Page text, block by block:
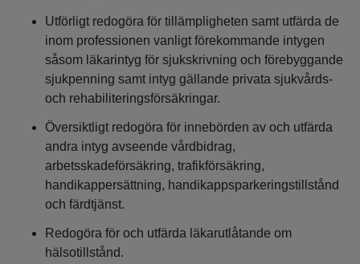
Utförligt redogöra för tillämpligheten samt utfärda de
inom professionen vanligt förekommande intygen
såsom läkarintyg för sjukskrivning och förebyggande
sjukpenning samt intyg gällande privata sjukvårds-
och rehabiliteringsförsäkringar.
Översiktligt redogöra för innebörden av och utfärda
andra intyg avseende vårdbidrag,
arbetsskadeförsäkring, trafikförsäkring,
handikappersättning, handikappsparkeringstillstånd
och färdtjänst.
Redogöra för och utfärda läkarutlåtande om
hälsotillstånd.